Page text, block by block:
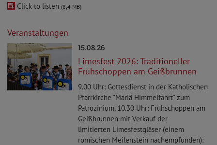
Click to listen (8,4 MB)
Veranstaltungen
15.08.26
Limesfest 2026: Traditioneller
Frühschoppen am Geißbrunnen
9.00 Uhr: Gottesdienst in der Katholischen
Pfarrkirche "Mariä Himmelfahrt" zum
Patrozinium, 10.30 Uhr: Frühschoppen am
Geißbrunnen mit Verkauf der
limitierten Limesfestgläser (einem
römischen Meilenstein nachempfunden):